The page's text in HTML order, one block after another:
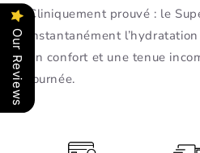
Cliniquement prouvé : le
instantanément
un confort et une tenue
journée.
Our Reviews